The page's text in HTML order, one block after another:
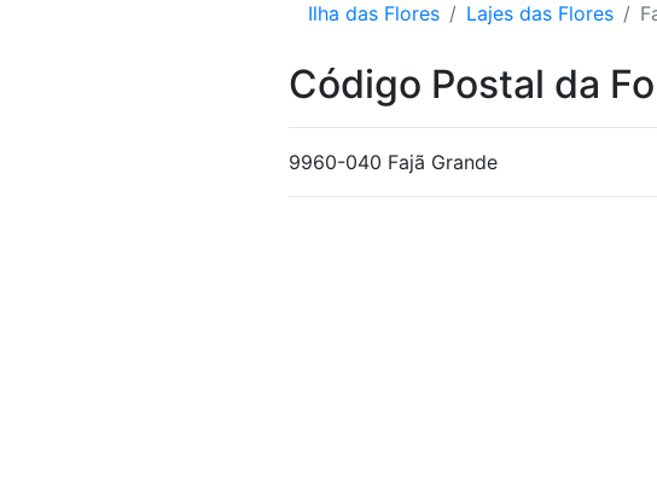
Ilha das Flores Lajes das Flores
Código Postal da
9960-040 Fajã Grande